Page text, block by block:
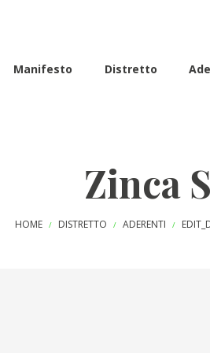
Manifesto Distretto
Zinca
HOME / DISTRETTO / ADERENTI /